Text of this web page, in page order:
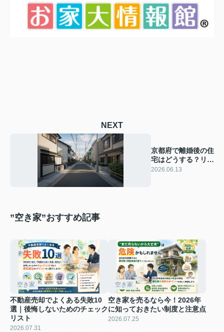
NEXT
京都府で離婚後の住
宅はどうする？リフ
ォーム補助金を活用
2026.06.13
”空き家”おすすめ記事
空き家
不動産売却でよくある失敗10
選｜後悔しないためのチェック
リスト
2026.07.31
空き家
空き家を売るなら今！2026年
に知っておきたい制度と注意点
2026.07.25